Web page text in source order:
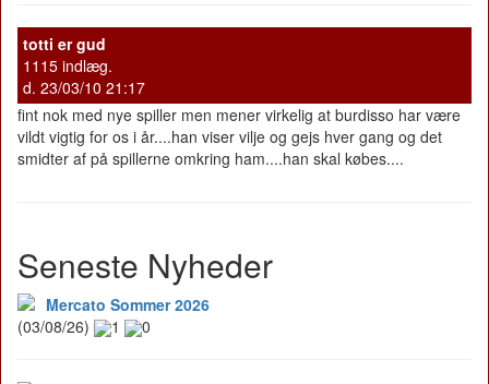
totti er gud
1115 indlæg.
d. 23/03/10 21:17
fint nok med nye spiller men mener virkelig at burdisso har være
vildt vigtig for os i år....han viser vilje og gejs hver gang og det
smidter af på spillerne omkring ham....han skal købes....
Seneste Nyheder
Mercato Sommer 2026
(03/08/26)
1 0